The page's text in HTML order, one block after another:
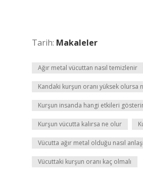
Tarih: Makaleler
Ağır metal vücuttan nasıl temizlenir
Kandaki kurşun oranı yüksek olursa
Kurşun insanda hangi etkileri
Kurşun vücutta kalırsa ne olur
Vücutta ağır metal olduğu nasıl
Vücuttaki kurşun oranı kaç olmalı